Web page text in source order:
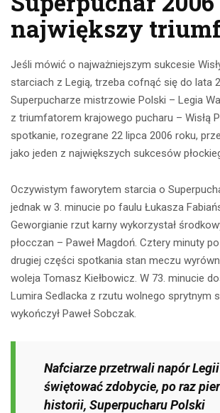
największy
Jeśli mówić o najważniejszym sukcesie
starciach z Legią, trzeba cofnąć się do lata
Superpucharze mistrzowie Polski – Legia
z triumfatorem krajowego pucharu – Wisłą
spotkanie, rozegrane 22 lipca 2006 roku,
jako jeden z największych sukcesów
Oczywistym faworytem starcia o
jednak w 3. minucie po faulu Łukasza
Geworgianie rzut karny wykorzystał
płocczan – Paweł Magdoń. Cztery minuty
drugiej części spotkania stan meczu
woleja Tomasz Kiełbowicz. W 73. minucie
Lumira Sedlacka z rzutu wolnego sprytnym
wykończył Paweł Sobczak.
Nafciarze przetrwali napór
świętować zdobycie, po raz
historii, Superpucharu Polski